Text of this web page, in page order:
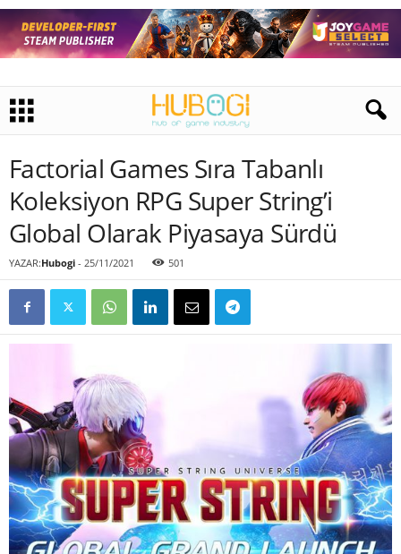
Factorial Games Sıra Tabanlı
Koleksiyon RPG Super String’i
Global Olarak Piyasaya Sürdü
YAZAR:Hubogi - 25/11/2021 501